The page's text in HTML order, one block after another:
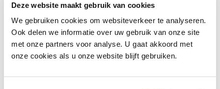
Deze website maakt gebruik van cookies
We gebruiken cookies om websiteverkeer te analyseren.
Ook delen we informatie over uw gebruik van onze site
met onze partners voor analyse. U gaat akkoord met
onze cookies als u onze website blijft gebruiken.